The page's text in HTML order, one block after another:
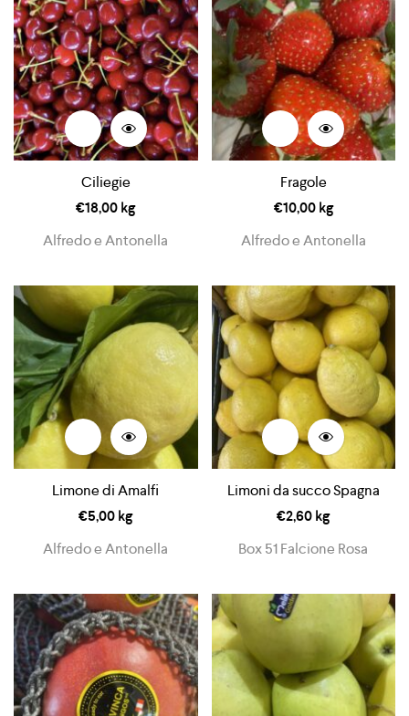
Ciliegie
€18,00kg
Alfredo e Antonella
Fragole
€10,00kg
Alfredo e Antonella
Limone di Amalfi
€5,00kg
Alfredo e Antonella
Limoni da succo Spagna
€2,60kg
Box 51 Falcione Rosa